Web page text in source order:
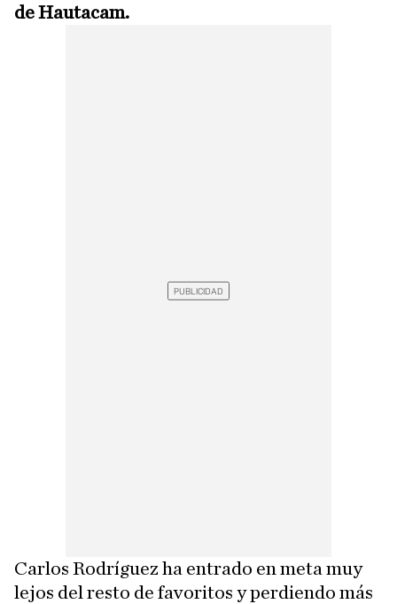
de Hautacam.
Carlos Rodríguez ha entrado en meta muy
lejos del resto de favoritos y perdiendo más